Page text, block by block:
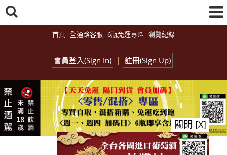
首頁 全通路客服 6瓶免運專區 瀏覽紀錄
會員登入(Sign In) | 註冊(Sign Up)
關閉 [X]